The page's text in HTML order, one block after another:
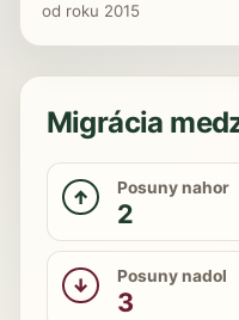
od roku 2015
Migrácia
↑ Posuny nahor
2
↓ Posuny nadol
3